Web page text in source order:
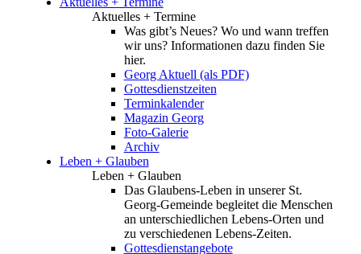
Aktuelles + Termine
Was gibt’s Neues? Wo und wann treffen
wir uns? Informationen dazu finden Sie
hier.
Georg Aktuell (als PDF)
Gottesdienstzeiten
Terminkalender
Magazin Georg
Foto-Galerie
Archiv
Leben + Glauben
Leben + Glauben
Das Glaubens-Leben in unserer St.
Georg-Gemeinde begleitet die Menschen
an unterschiedlichen Lebens-Orten und
zu verschiedenen Lebens-Zeiten.
Gottesdienstangebote